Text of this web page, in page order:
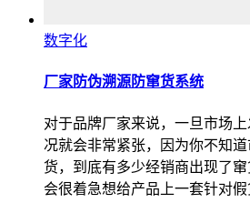
数字化
厂家防伪溯源防窜货系统
对于品牌厂家来说，一旦市场
况就会非常紧张，因为你不知
货，到底有多少经销商出现了
会很着急想给产品上一套针对